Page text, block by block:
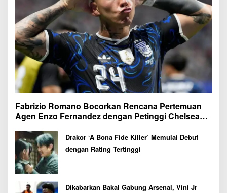
Fabrizio Romano Bocorkan Rencana Pertemuan
Agen Enzo Fernandez dengan Petinggi Chelsea
Drakor ‘A Bona Fide Killer’ Memulai Debut
dengan Rating Tertinggi
Dikabarkan Bakal Gabung Arsenal, Vini Jr